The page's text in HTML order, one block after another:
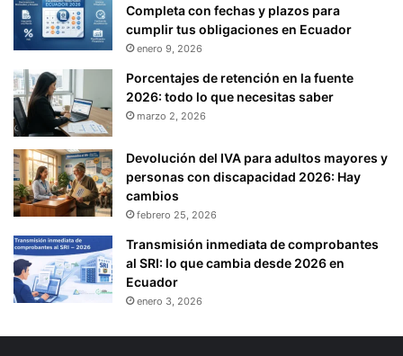
Completa con fechas y plazos para
cumplir tus obligaciones en Ecuador
enero 9, 2026
Porcentajes de retención en la fuente
2026: todo lo que necesitas saber
marzo 2, 2026
Devolución del IVA para adultos mayores y
personas con discapacidad 2026: Hay
cambios
febrero 25, 2026
Transmisión inmediata de comprobantes
al SRI: lo que cambia desde 2026 en
Ecuador
enero 3, 2026